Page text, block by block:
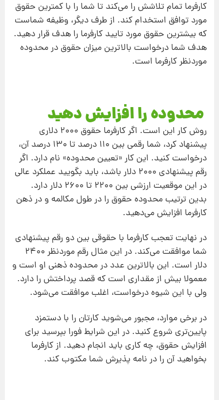
کارفرما تمام تلاشش را می‌کند تا شما را با کمترین حقوق
مورد توافق استخدام کند. از طرف دیگر، وظیفه شماست
که بیشترین حقوق مورد تایید کارفرما را هدف قرار دهید.
هدف شما درخواست بالاترین میزان حقوق در محدوده
موردنظر کارفرما است.
محدوده را افزایش دهید
روش کار این است. اگر کارفرما حقوق 2000 دلاری
پیشنهاد کرد، شما رقمی بین 110 درصد تا 130 درصد آن،
درخواست کنید. این کار «تعیین محدوده» نام دارد. اگر
رقم پیشنهادی 2000 دلار باشد، باید بگویید عملکرد عالی
در این موقعیت ارزشی بین 2200 تا 2600 دلار دارد.
بدین ترتیب محدوده حقوق را در طول مکالمه و در ذهن
کارفرما افزایش می‌دهید.
در نهایت تعجب کارفرما با حقوقی بین دو رقم پیشنهادی
شما موافقت می‌کند. در این مثال رقم موردنظر 2400
دلار است. این بالاترین عدد در محدوده ذهنی او است و
معمولا بیش از مقداری است که قصد پرداختش را دارد.
ولی با این شیوه درخواست، اغلب موافقت می‌شود.
در برخی موارد، مجبور می‌شوید کارتان را با دستمزد
پایین‌تری شروع کنید. در این شرایط فورا بپرسید برای
افزایش حقوق، چه کاری باید انجام دهید. از کارفرما
بخواهید آن را در نامه پذیرش شما مکتوب کند.